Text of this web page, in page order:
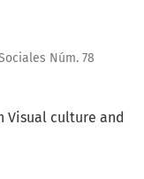
Núm. 78
Visual culture and